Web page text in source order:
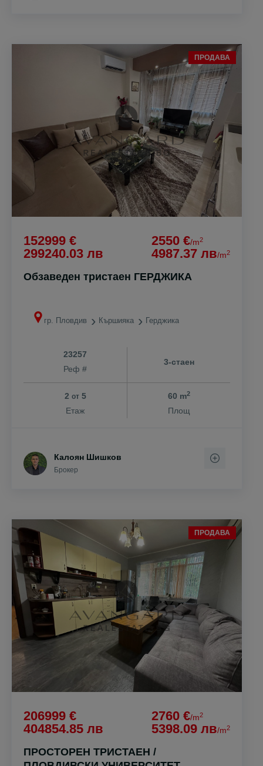
ПРОДАВА
152999 €
299240.03 лв
2550 €/m2
4987.37 лв/m2
Обзаведен тристаен ГЕРДЖИКА
гр. Пловдив Кършияка Герджика
23257
Реф #
3-стаен
2 от5
Етаж
60 m2
Площ
Калоян Шишков
Брокер
ПРОДАВА
206999 €
404854.85 лв
2760 €/m2
5398.09 лв/m2
ПРОСТОРЕН ТРИСТАЕН /